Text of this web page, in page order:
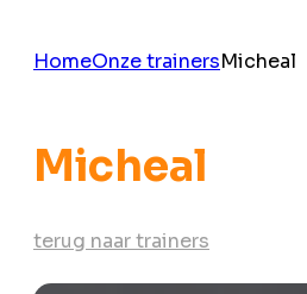
HomeOnze trainersMicheal
Micheal
terug naar trainers